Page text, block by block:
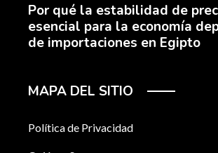
Por qué la estabilidad de
esencial para la economía
de importaciones en Egipto
MAPA DEL SITIO
Política de Privacidad